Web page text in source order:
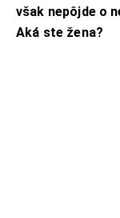
však nepôjde o
Aká ste žena?